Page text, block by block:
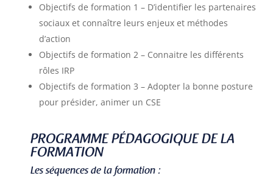
Objectifs de formation 1 – D’identifier les partenaires
sociaux et connaître leurs enjeux et méthodes
d’action
Objectifs de formation 2 – Connaitre les différents
rôles IRP
Objectifs de formation 3 – Adopter la bonne posture
pour présider, animer un CSE
PROGRAMME PÉDAGOGIQUE DE LA
FORMATION
Les séquences de la formation :